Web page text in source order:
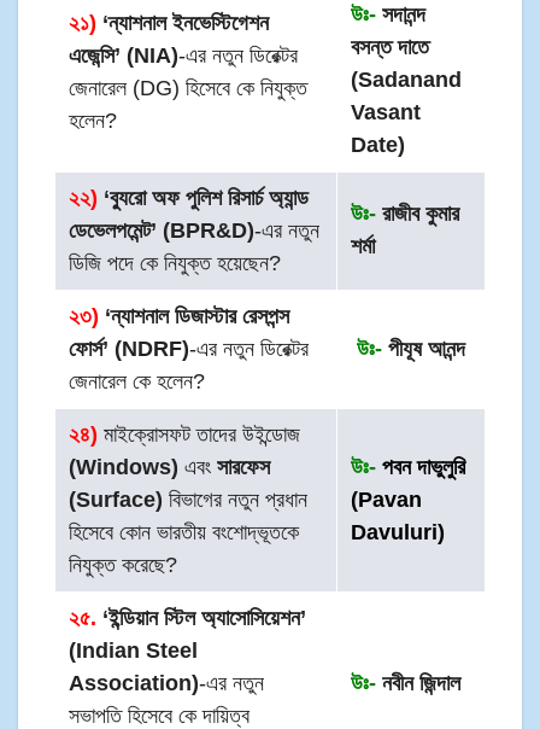
২১) ‘ন্যাশনাল ইনভেস্টিগেশন
এজেন্সি’ (NIA)-এর নতুন ডিরেক্টর
জেনারেল (DG) হিসেবে কে নিযুক্ত
হলেন?
উঃ- সদানন্দ
বসন্ত দাতে
(Sadanand
Vasant
Date)
২২) ‘ব্যুরো অফ পুলিশ রিসার্চ অ্যান্ড
ডেভেলপমেন্ট’ (BPR&D)-এর নতুন
ডিজি পদে কে নিযুক্ত হয়েছেন?
উঃ- রাজীব কুমার
শর্মা
২৩) ‘ন্যাশনাল ডিজাস্টার রেসপন্স
ফোর্স’ (NDRF)-এর নতুন ডিরেক্টর
জেনারেল কে হলেন?
উঃ- পীযূষ আনন্দ
২৪) মাইক্রোসফট তাদের উইন্ডোজ
(Windows) এবংসারফেস
(Surface) বিভাগের নতুন প্রধান
হিসেবে কোন ভারতীয় বংশোদ্ভূতকে
নিযুক্ত করেছে?
উঃ- পবন দাভুলুরি
(Pavan
Davuluri)
২৫. ‘ইন্ডিয়ান স্টিল অ্যাসোসিয়েশন’
(Indian Steel
Association)-এর নতুন
সভাপতি হিসেবে কে দায়িত্ব
উঃ- নবীন জিন্দাল